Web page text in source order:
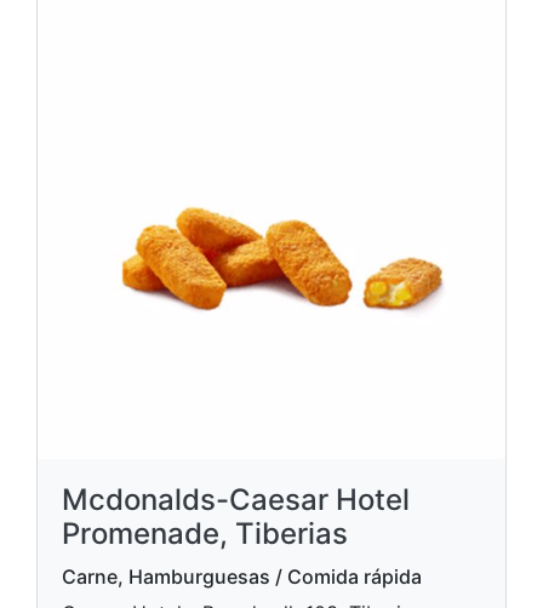
Mcdonalds-Caesar Hotel
Promenade, Tiberias
Carne, Hamburguesas / Comida rápida